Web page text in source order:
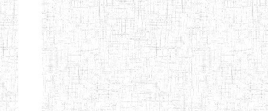
ENIEG BILINGUE
CLAIRE
FONTAINE
03/10/2012 ENIEG
ENIEG BILINGUE
LA COURONNE
25/06/2014 ENIEG